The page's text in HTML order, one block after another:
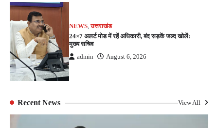
NEWS,उत्तराखंड
24×7 अलर्ट मोड में रहें अधिकारी, बंद सड़कें जल्द खोलें:
मुख्य सचिव
admin August 6, 2026
Recent News View All